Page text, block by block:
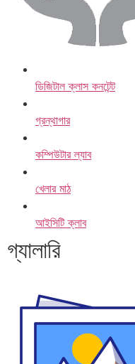
ডিজিটাল ক্লাস কনটেন্ট
গ্রন্থাগার
কম্পিউটার ল্যাব
খেলার মাঠ
আইসিটি ক্লাব
গ্যালারি